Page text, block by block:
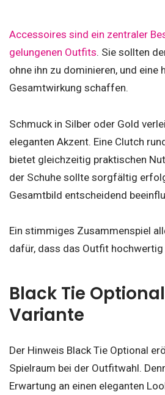
Accessoires sind ein zentraler
gelungenen Outfits. Sie sollten
ohne ihn zu dominieren, und eine
Gesamtwirkung schaffen.
Schmuck in Silber oder Gold
eleganten Akzent. Eine Clutch
bietet gleichzeitig praktischen
der Schuhe sollte sorgfältig
Gesamtbild entscheidend
Ein stimmiges Zusammenspiel
dafür, dass das Outfit
Black Tie
Variante
Der Hinweis Black Tie Optional
Spielraum bei der Outfitwahl.
Erwartung an einen eleganten